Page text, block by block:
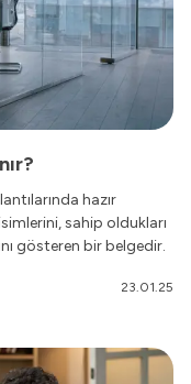
hazır
sahip oldukları
gösteren bir belgedir.
23.01.25